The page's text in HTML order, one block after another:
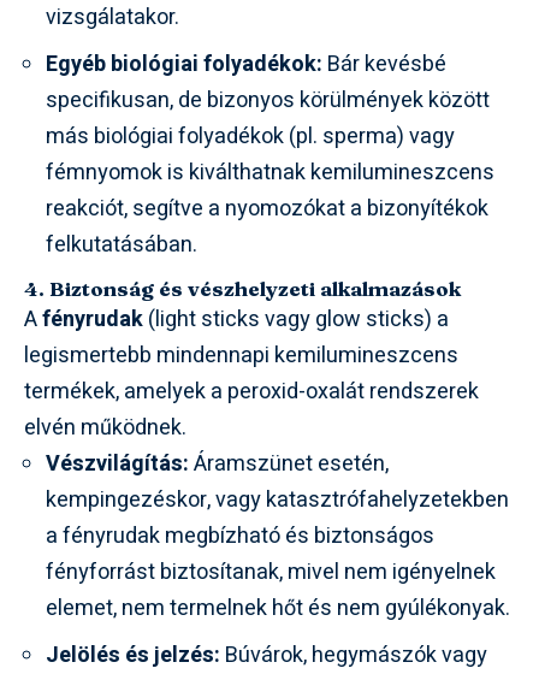
vizsgálatakor.
Egyéb biológiai folyadékok: Bár kevésbé
specifikusan, de bizonyos körülmények között
más biológiai folyadékok (pl. sperma) vagy
fémnyomok is kiválthatnak kemilumineszcens
reakciót, segítve a nyomozókat a bizonyítékok
felkutatásában.
4. Biztonság és vészhelyzeti alkalmazások
Afényrudak(light sticks vagy glow sticks) a
legismertebb mindennapi kemilumineszcens
termékek, amelyek a peroxid-oxalát rendszerek
elvén működnek.
Vészvilágítás:Áramszünet esetén,
kempingezéskor, vagy katasztrófahelyzetekben
a fényrudak megbízható és biztonságos
fényforrást biztosítanak, mivel nem igényelnek
elemet, nem termelnek hőt és nem gyúlékonyak.
Jelölés és jelzés: Búvárok, hegymászók vagy